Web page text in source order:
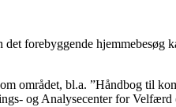
forebyggende hjemmebesøg
området, bl.a. ”Håndbog til
og Analysecenter for